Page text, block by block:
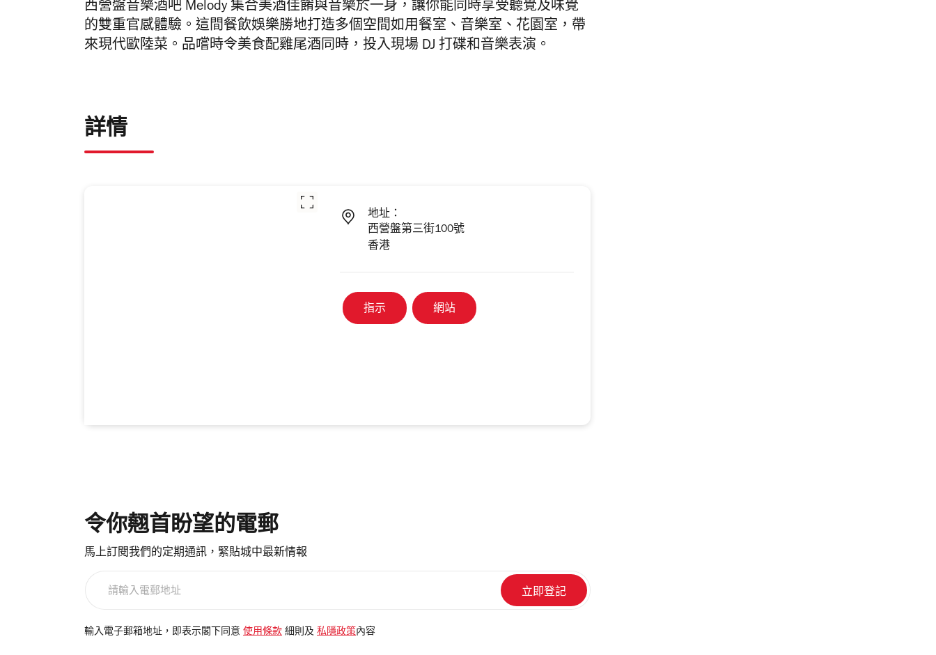
西營盤音樂酒吧 Melody 集合美酒佳餚與音樂於一身，讓你能同時享受聽覺及味覺
的雙重官感體驗。這間餐飲娛樂勝地打造多個空間如用餐室、音樂室、花園室，帶
來現代歐陸菜。品嚐時令美食配雞尾酒同時，投入現場 DJ 打碟和音樂表演。
詳情
地址：
西營盤第三街100號
香港
指示 網站
令你翹首盼望的電郵
馬上訂閱我們的定期通訊，緊貼城中最新情報
電
輸入電子郵箱地址，即表示閣下同意 使用條款 細則及 私隱政策 內容